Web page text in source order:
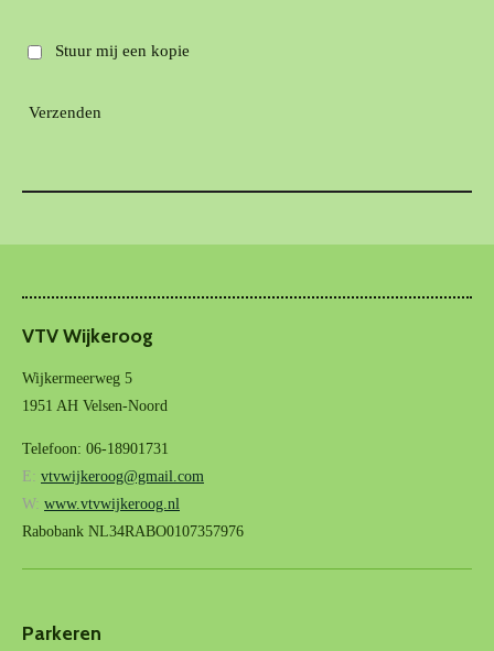
Stuur mij een kopie
Verzenden
VTV Wijkeroog
Wijkermeerweg 5
1951 AH Velsen-Noord
Telefoon: 06-18901731
E: vtvwijkeroog@gmail.com
W: www.vtvwijkeroog.nl
Rabobank NL34RABO0107357976
Parkeren